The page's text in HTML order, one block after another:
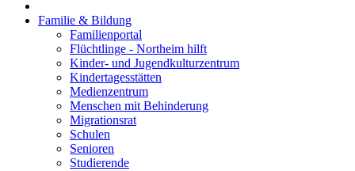
Familie & Bildung
Familienportal
Flüchtlinge - Northeim hilft
Kinder- und Jugendkulturzentrum
Kindertagesstätten
Medienzentrum
Menschen mit Behinderung
Migrationsrat
Schulen
Senioren
Studierende